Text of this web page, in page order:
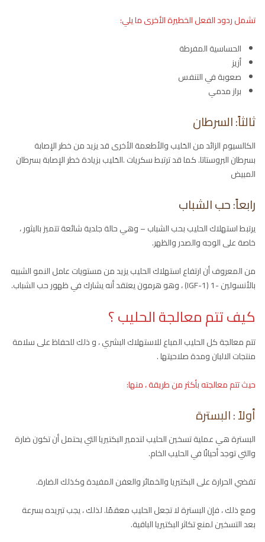
تشمل ردود الفعل الخطيرة الأخرى ما يلي:
الحساسية المفرطة
أزيز
صعوبة في التنفس
براز مدمي
ثالثاً: السرطان
الكالسيوم الزائد من الحَليب والأطعمة الأخرى قد يزيد من خطر الإصابة
بسرطان البروستاتا. كما قد ترتبط سكريات .الحَليب بزيادة خطر الإصابة بسرطان
المبيض
رابعاً: حب الشباب
يرتبط استهلاك الحليب بحب الشباب – وهي حالة جلدية شائعة تتميز بالبثور ،
خاصة على الوجه والصدر والظهر.
من المعروف أن ارتفاع استهلاك الحليب يزيد من مستويات عامل النمو الشبيه
بالأنسولين -1 (IGF-1) ، وهو هرمون يعتقد أنه يشارك في ظهور حب الشباب.
كيف تتم معالجة الحليب ؟
تتم معالجة كل الحليب المباع للاستهلاك البشري ، و ذلك للحفاظ على سلامة
منتجات الالبان ومدة صلاحيتها .
حيث تتم معالجته بأكثر من طريقة ، منها:
أولاً : البسترة
البسترة هي عملية تسخين الحليب لتدمير البكتيريا التي يحتمل أن تكون ضارة
والتي توجد أحيانًا في الحليب الخام.
تقضي الحرارة على البكتيريا والخمائر والعفن المفيدة وكذلك الضارة.
ومع ذلك ، فإن البسترة لا تجعل الحليب معقمًا. لذلك ، يجب تبريده بسرعة
بعد التسخين لمنع تكاثر البكتيريا الباقية.